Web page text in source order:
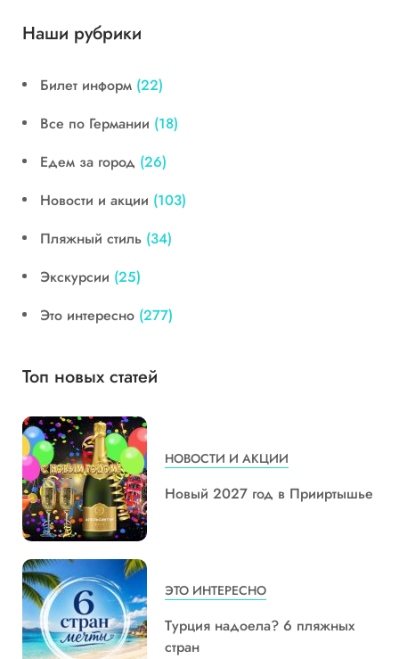
Наши рубрики
Билет информ (22)
Все по Германии (18)
Едем за город (26)
Новости и акции (103)
Пляжный стиль (34)
Экскурсии (25)
Это интересно (277)
Топ новых статей
НОВОСТИ И АКЦИИ
Новый 2027 год в Прииртышье
ЭТО ИНТЕРЕСНО
Турция надоела? 6 пляжных
стран